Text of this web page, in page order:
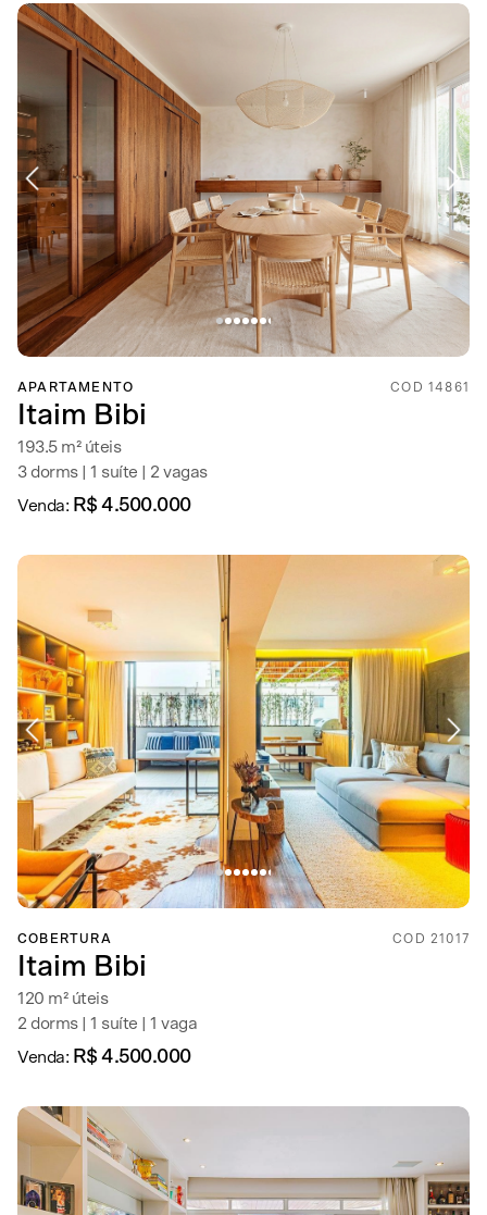
APARTAMENTO COD 14861
Itaim Bibi
193.5 m² úteis
3 dorms | 1 suíte | 2 vagas
Venda: R$ 4.500.000
COBERTURA COD 21017
Itaim Bibi
120 m² úteis
2 dorms | 1 suíte | 1 vaga
Venda: R$ 4.500.000